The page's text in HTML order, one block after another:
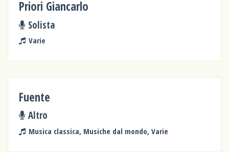
Priori Giancarlo
Solista
Varie
Fuente
Altro
Musica classica, Musiche dal mondo, Varie